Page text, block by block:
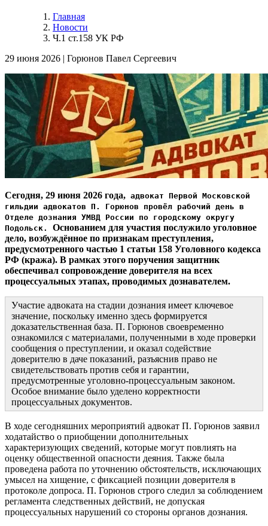
Главная
Новости
Ч.1 ст.158 УК РФ
29 июня 2026 | Горюнов Павел Сергеевич
Сегодня, 29 июня 2026 года, адвокат Первой Московской
гильдии адвокатов П. Горюнов провёл рабочий день в
Отделе дознания УМВД России по городскому округу
Подольск. Основанием для участия послужило уголовное
дело, возбуждённое по признакам преступления,
предусмотренного частью 1 статьи 158 Уголовного кодекса
РФ (кража). В рамках этого поручения защитник
обеспечивал сопровождение доверителя на всех
процессуальных этапах, проводимых дознавателем.
Участие адвоката на стадии дознания имеет ключевое
значение, поскольку именно здесь формируется
доказательственная база. П. Горюнов своевременно
ознакомился с материалами, полученными в ходе проверки
сообщения о преступлении, и оказал содействие
доверителю в даче показаний, разъяснив право не
свидетельствовать против себя и гарантии,
предусмотренные уголовно-процессуальным законом.
Особое внимание было уделено корректности
процессуальных документов.
В ходе сегодняшних мероприятий адвокат П. Горюнов заявил
ходатайство о приобщении дополнительных
характеризующих сведений, которые могут повлиять на
оценку общественной опасности деяния. Также была
проведена работа по уточнению обстоятельств, исключающих
умысел на хищение, с фиксацией позиции доверителя в
протоколе допроса. П. Горюнов строго следил за соблюдением
регламента следственных действий, не допуская
процессуальных нарушений со стороны органов дознания.